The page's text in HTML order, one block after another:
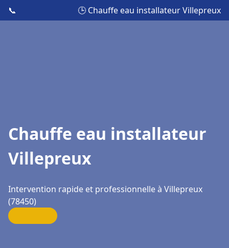
📞 🕒 Chauffe eau installateur Villepreux
Chauffe eau installateur
Villepreux
Intervention rapide et professionnelle à Villepreux
(78450)